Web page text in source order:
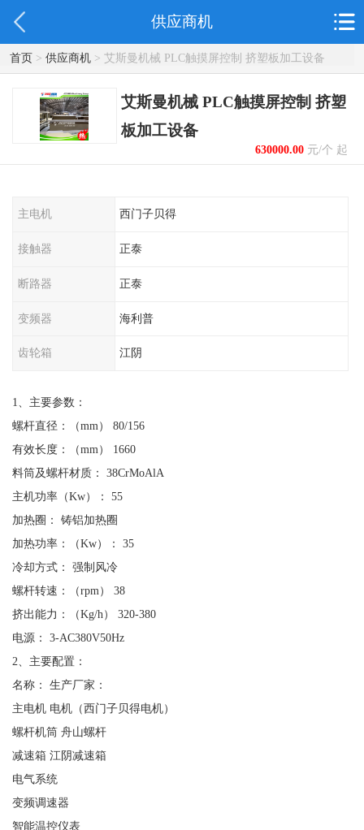
供应商机
首页> 供应商机> 艾斯曼机械 PLC触摸屏控制 挤塑板加工设备
艾斯曼机械 PLC触摸屏控制 挤塑
板加工设备
630000.00元/个 起
主电机 西门子贝得
接触器 正泰
断路器 正泰
变频器 海利普
齿轮箱 江阴
1、主要参数：
螺杆直径：（mm） 80/156
有效长度：（mm） 1660
料筒及螺杆材质： 38CrMoAlA
主机功率（Kw）： 55
加热圈： 铸铝加热圈
加热功率：（Kw）： 35
冷却方式： 强制风冷
螺杆转速：（rpm） 38
挤出能力：（Kg/h） 320-380
电源： 3-AC380V50Hz
2、主要配置：
名称： 生产厂家：
主电机 电机（西门子贝得电机）
螺杆机筒 舟山螺杆
减速箱 江阴减速箱
电气系统
变频调速器
智能温控仪表